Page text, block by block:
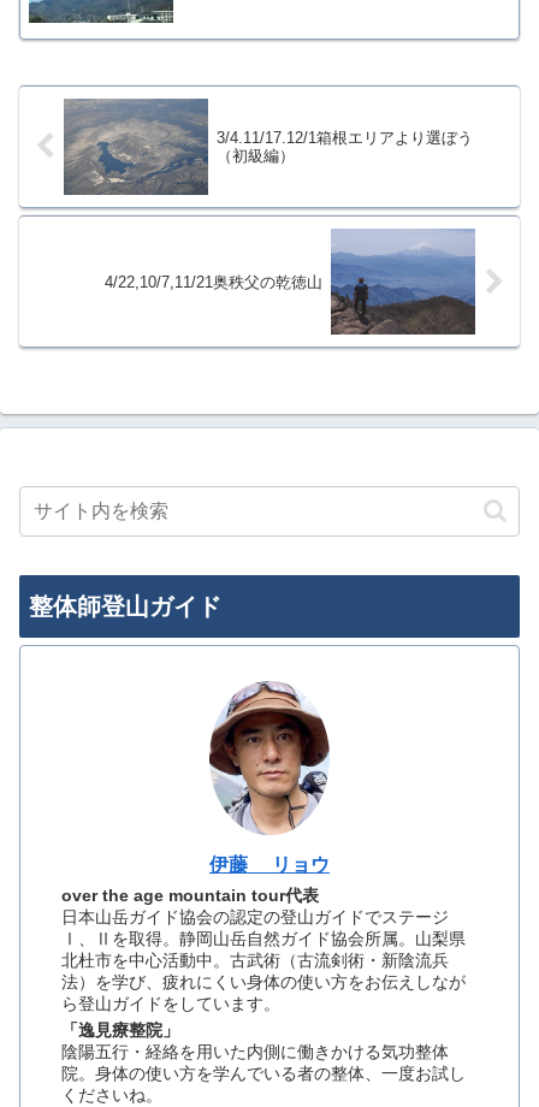
3/4.11/17.12/1箱根エリアより選ぼう
（初級編）
4/22,10/7,11/21奥秩父の乾徳山
整体師登山ガイド
伊藤 リョウ
over the age mountain tour代表
日本山岳ガイド協会の認定の登山ガイドでステージ
Ⅰ、Ⅱを取得。静岡山岳自然ガイド協会所属。山梨県
北杜市を中心活動中。古武術（古流剣術・新陰流兵
法）を学び、疲れにくい身体の使い方をお伝えしなが
ら登山ガイドをしています。
「逸見療整院」
陰陽五行・経絡を用いた内側に働きかける気功整体
院。身体の使い方を学んでいる者の整体、一度お試し
くださいね。